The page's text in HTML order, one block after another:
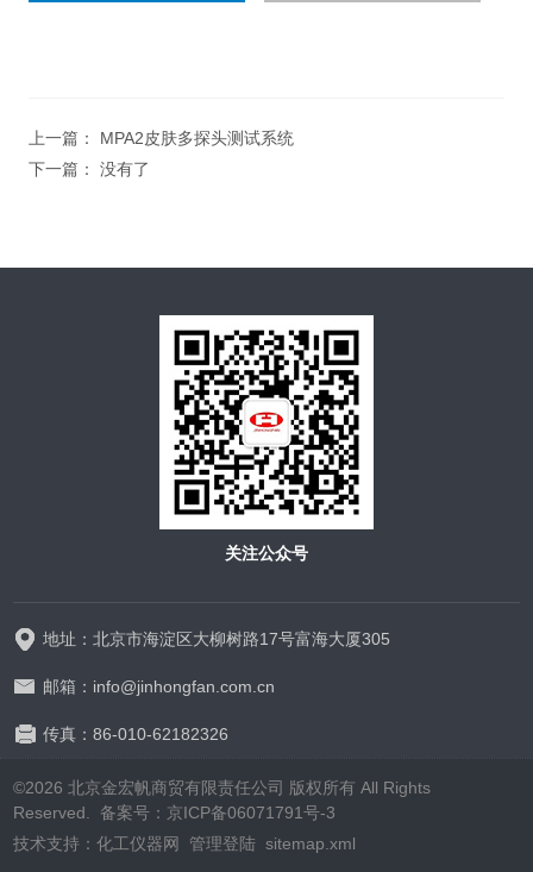
上一篇： MPA2皮肤多探头测试系统
下一篇： 没有了
关注公众号
地址：北京市海淀区大柳树路17号富海大厦305
邮箱：info@jinhongfan.com.cn
传真：86-010-62182326
©2026 北京金宏帆商贸有限责任公司 版权所有 All Rights
Reserved. 备案号：京ICP备06071791号-3
技术支持：化工仪器网 管理登陆 sitemap.xml